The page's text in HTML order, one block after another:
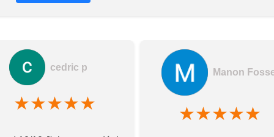
cedric p
★★★★★
Manon
★★★★★